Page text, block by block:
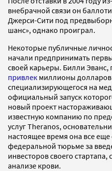
внебрачной связи он
Джерси-Сити под
шанс», однако проиграл.
Некоторые публичные
начали предпринимать
своей карьеры. Билли Эванс,
привлек миллионы
специализирующегося на
официальный запуск
новый проект
известную компанию по
услуг Theranos,
настоящее время она все
федеральной тюрьме за
инвесторов своего
анализе крови.